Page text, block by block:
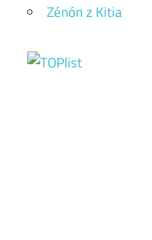
Zénón z Kitia